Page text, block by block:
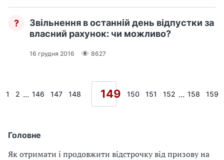
Головне
Як отримати і продовжити відстрочку від призову на
?
Звільнення в останній день відпустки за
власний рахунок: чи можливо?
16 грудня 2016 8627
1 2 ... 146 147 148 149 150 151 152 ... 158 159